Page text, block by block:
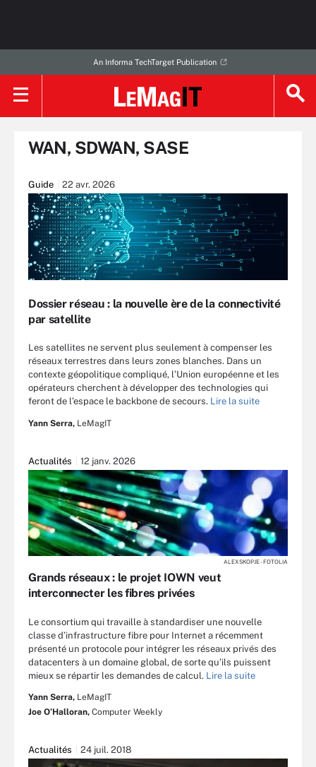
An Informa TechTarget Publication
WAN, SDWAN, SASE
Guide 22 avr. 2026
Dossier réseau : la nouvelle ère de la connectivité
par satellite
Les satellites ne servent plus seulement à compenser les
réseaux terrestres dans leurs zones blanches. Dans un
contexte géopolitique compliqué, l’Union européenne et les
opérateurs cherchent à développer des technologies qui
feront de l’espace le backbone de secours. Lire la suite
Yann Serra, LeMagIT
Actualités 12 janv. 2026
ALEXSKOPJE - FOTOLIA
Grands réseaux : le projet IOWN veut
interconnecter les fibres privées
Le consortium qui travaille à standardiser une nouvelle
classe d’infrastructure fibre pour Internet a récemment
présenté un protocole pour intégrer les réseaux privés des
datacenters à un domaine global, de sorte qu’ils puissent
mieux se répartir les demandes de calcul. Lire la suite
Yann Serra, LeMagIT
Joe O’Halloran, Computer Weekly
Actualités 24 juil. 2018